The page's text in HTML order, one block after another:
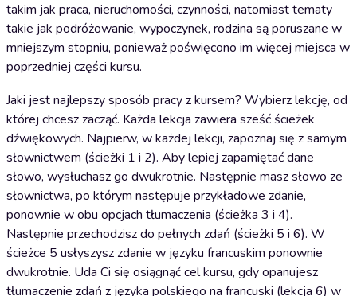
takim jak praca, nieruchomości, czynności, natomiast tematy
takie jak podróżowanie, wypoczynek, rodzina są poruszane w
mniejszym stopniu, ponieważ poświęcono im więcej miejsca w
poprzedniej części kursu.
Jaki jest najlepszy sposób pracy z kursem? Wybierz lekcję, od
której chcesz zacząć. Każda lekcja zawiera sześć ścieżek
dźwiękowych. Najpierw, w każdej lekcji, zapoznaj się z samym
słownictwem (ścieżki 1 i 2). Aby lepiej zapamiętać dane
słowo, wysłuchasz go dwukrotnie. Następnie masz słowo ze
słownictwa, po którym następuje przykładowe zdanie,
ponownie w obu opcjach tłumaczenia (ścieżka 3 i 4).
Następnie przechodzisz do pełnych zdań (ścieżki 5 i 6). W
ścieżce 5 usłyszysz zdanie w języku francuskim ponownie
dwukrotnie. Uda Ci się osiągnąć cel kursu, gdy opanujesz
tłumaczenie zdań z języka polskiego na francuski (lekcja 6) w